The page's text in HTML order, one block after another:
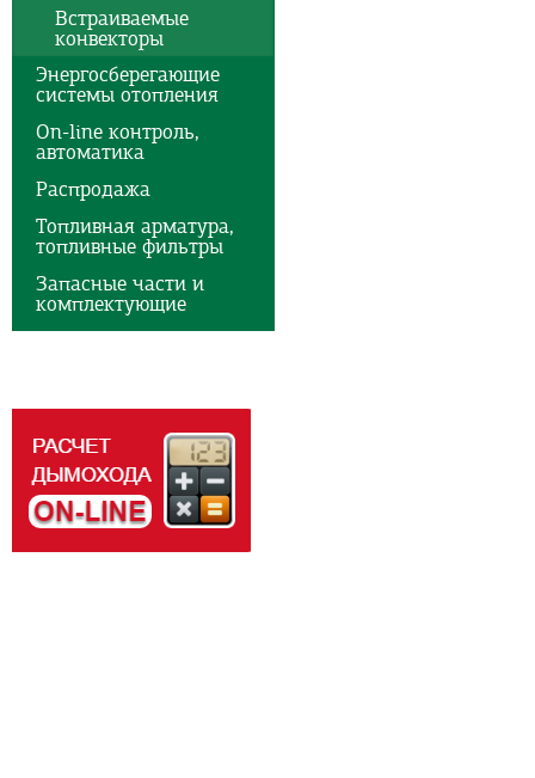
Встраиваемые
конвекторы
Энергосберегающие
системы отопления
On-line контроль,
автоматика
Распродажа
Топливная арматура,
топливные фильтры
Запасные части и
комплектующие